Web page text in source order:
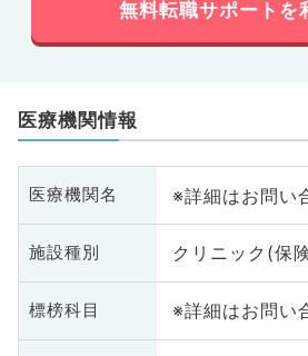
無料転職サポートを
医療機関情報
医療機関名 ※詳細はお問い
施設種別 クリニック(保
標榜科目 ※詳細はお問い